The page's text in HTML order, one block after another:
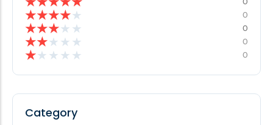
★★★★★ 0
★★★★ ★ 0
★★★ ★ ★ 0
★★ ★ ★ ★ 0
Category